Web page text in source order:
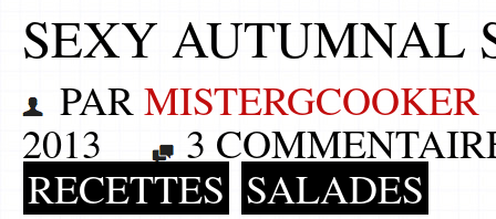
SEXY AUTUMNAL
PARMISTERGCOOKER
2013
3
RECETTES SALADES